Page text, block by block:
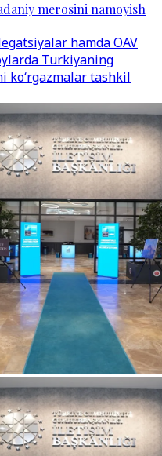
merosini namoyish
hamda OAV
Turkiyaning
ko‘rgazmalar tashkil